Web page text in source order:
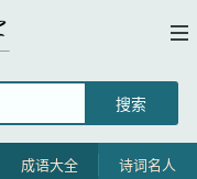
成语大全 诗词名人